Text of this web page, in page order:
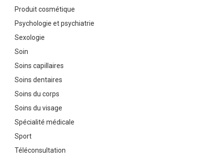
Produit cosmétique
Psychologie et psychiatrie
Sexologie
Soin
Soins capillaires
Soins dentaires
Soins du corps
Soins du visage
Spécialité médicale
Sport
Téléconsultation